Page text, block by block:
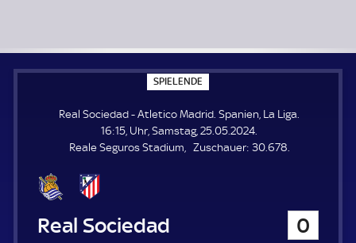
SPIELENDE
P
E
L
E
N
Real Sociedad - Atletico Madrid. Spanien, La Liga.
16:15, Uhr, Samstag, 25.05.2024.
Reale Seguros Stadium
Zuschauer: Z
30.678.
Real Sociedad
0